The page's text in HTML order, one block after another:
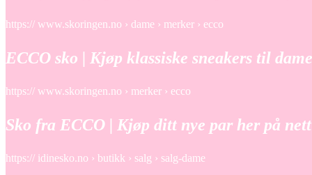
https:// www.skoringen.no › dame › merker › ecco
ECCO sko | Kjøp klassiske sneakers til
https:// www.skoringen.no › merker › ecco
Sko fra ECCO | Kjøp ditt nye par her på
https:// idinesko.no › butikk › salg › salg-dame